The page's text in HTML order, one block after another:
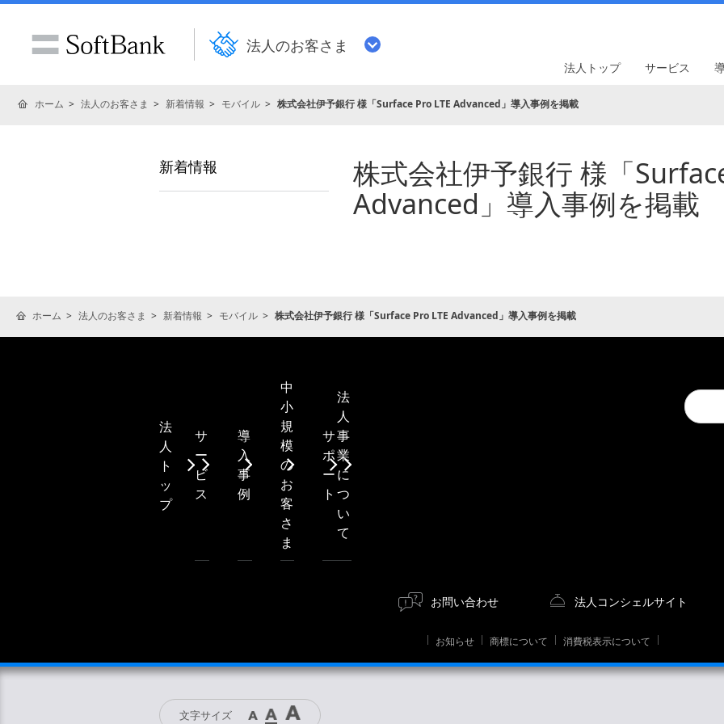
法人のお客さま
法人トップ サービス
ホーム 法人のお客さま 新着情報 モバイル 株式会社伊予銀行 様「Surface Pro LTE Advanced」導入事例を掲載
株式会社伊予銀行 様「
Advanced」導入事例を掲載
新着情報
ホーム 法人のお客さま 新着情報 モバイル 株式会社伊予銀行 様「Surface Pro LTE Advanced」導入事例を掲載
Conduct
a
search
法
人
ト
ッ
プ
サ
ー
ビ
ス
導
入
事
例
中
小
規
模
の
お
客
さ
ま
サ
ポ
ー
ト
法
人
事
業
に
つ
い
て
お問い合わせ 法人コンシェルサイト
お知らせ 商標について 消費税表示について
文字サイズ